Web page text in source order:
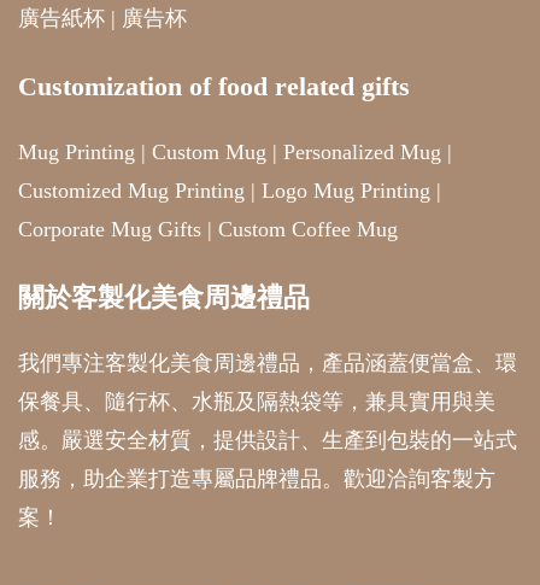
廣告紙杯 | 廣告杯
Customization of food related gifts
Mug Printing | Custom Mug | Personalized Mug |
Customized Mug Printing | Logo Mug Printing |
Corporate Mug Gifts | Custom Coffee Mug
關於客製化美食周邊禮品
我們專注客製化美食周邊禮品，產品涵蓋便當盒、環
保餐具、隨行杯、水瓶及隔熱袋等，兼具實用與美
感。嚴選安全材質，提供設計、生產到包裝的一站式
服務，助企業打造專屬品牌禮品。歡迎洽詢客製方
案！